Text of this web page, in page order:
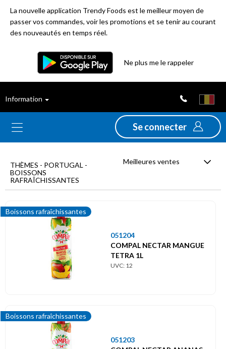
La nouvelle application Trendy Foods est le meilleur moyen de
passer vos commandes, voir les promotions et se tenir au courant
des nouveautés en temps réel.
Ne plus me le rappeler
Information
Se connecter
ventes
Nouveautés
Promotions
Déstockage
rafraîchissantes
THÈMES - PORTUGAL -
BOISSONS
RAFRAÎCHISSANTES
Meilleures ventes
Boissons rafraîchissantes
051204
COMPAL NECTAR MANGUE
TETRA 1L
UVC: 12
Boissons rafraîchissantes
051203